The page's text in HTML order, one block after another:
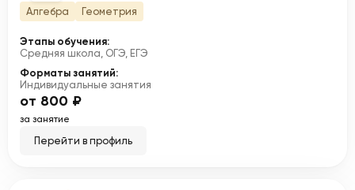
Алгебра Геометрия
Этапы обучения:
Средняя школа, ОГЭ, ЕГЭ
Форматы занятий:
Индивидуальные занятия
от 800 ₽
за занятие
Перейти в профиль